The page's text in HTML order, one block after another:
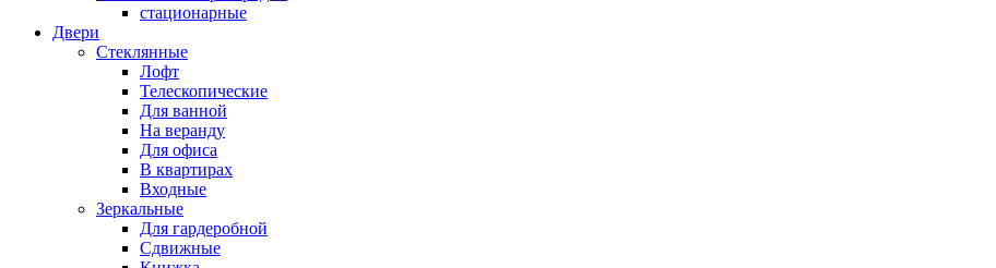
стационарные
Двери
Стеклянные
Лофт
Телескопические
Для ванной
На веранду
Для офиса
В квартирах
Входные
Зеркальные
Для гардеробной
Сдвижные